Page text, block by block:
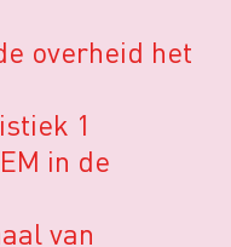
overheid het
1
in de
van